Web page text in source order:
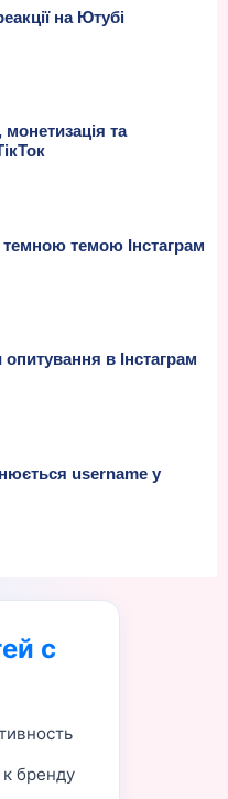
на Ютубі
та
темою Інстаграм
в Інстаграм
username у
с
бренду